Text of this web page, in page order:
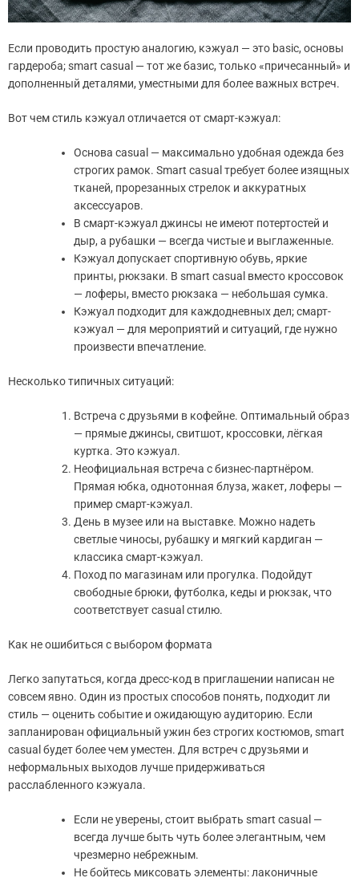
Если проводить простую аналогию, кэжуал — это basic, основы
гардероба; smart casual — тот же базис, только «причесанный» и
дополненный деталями, уместными для более важных встреч.
Вот чем стиль кэжуал отличается от смарт-кэжуал:
Основа casual — максимально удобная одежда без
строгих рамок. Smart casual требует более изящных
тканей, прорезанных стрелок и аккуратных
аксессуаров.
В смарт-кэжуал джинсы не имеют потертостей и
дыр, а рубашки — всегда чистые и выглаженные.
Кэжуал допускает спортивную обувь, яркие
принты, рюкзаки. В smart casual вместо кроссовок
— лоферы, вместо рюкзака — небольшая сумка.
Кэжуал подходит для каждодневных дел; смарт-
кэжуал — для мероприятий и ситуаций, где нужно
произвести впечатление.
Несколько типичных ситуаций:
Встреча с друзьями в кофейне. Оптимальный образ
— прямые джинсы, свитшот, кроссовки, лёгкая
куртка. Это кэжуал.
Неофициальная встреча с бизнес-партнёром.
Прямая юбка, однотонная блуза, жакет, лоферы —
пример смарт-кэжуал.
День в музее или на выставке. Можно надеть
светлые чиносы, рубашку и мягкий кардиган —
классика смарт-кэжуал.
Поход по магазинам или прогулка. Подойдут
свободные брюки, футболка, кеды и рюкзак, что
соответствует casual стилю.
Как не ошибиться с выбором формата
Легко запутаться, когда дресс-код в приглашении написан не
совсем явно. Один из простых способов понять, подходит ли
стиль — оценить событие и ожидающую аудиторию. Если
запланирован официальный ужин без строгих костюмов, smart
casual будет более чем уместен. Для встреч с друзьями и
неформальных выходов лучше придерживаться
расслабленного кэжуала.
Если не уверены, стоит выбрать smart casual —
всегда лучше быть чуть более элегантным, чем
чрезмерно небрежным.
Не бойтесь миксовать элементы: лаконичные